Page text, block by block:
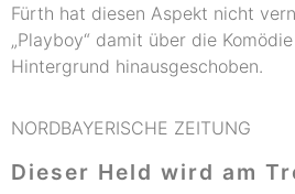
Fürth hat diesen Aspekt nicht
„Playboy“ damit über die
Hintergrund hinausgeschoben.
NORDBAYERISCHE
Dieser Held wird am